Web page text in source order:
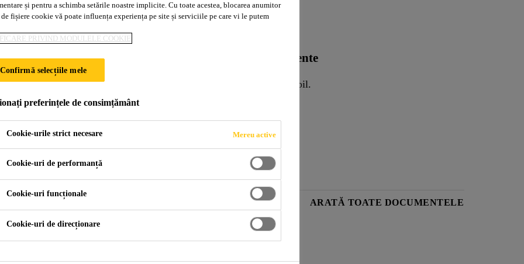
307
utilizată pentru etanşări de impermeabilizare permanente
cu văscozitate foarte redusă, cu timp de reacție flexibil şi reglabil.
din oțel înglobată în elementele din beton
limitate
FIȘĂ TEHNICĂ PRODUS ARATĂ TOATE DOCUMENTELE
și pentru a schimba setările noastre implicite. Cu toate acestea, blocarea anumitor
fișiere cookie vă poate influența experiența pe site și serviciile pe care vi le putem
PRIVIND MODULELE COOKIE
Confirmă selecțiile mele
preferințele de consimțământ
Cookie-urile strict necesare Mereu active
Cookie-uri de performanță
Cookie-uri funcționale
Cookie-uri de direcționare